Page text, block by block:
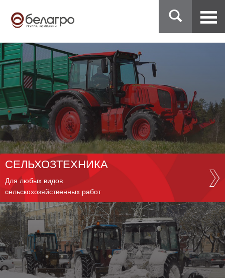
СЕЛЬХОЗТЕХНИКА
Для любых видов
сельскохозяйственных работ